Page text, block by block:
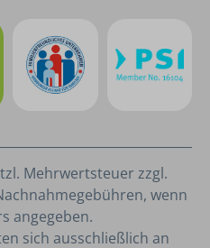
Mehrwertsteuer zzgl.
wenn
angegeben.
sich ausschließlich an